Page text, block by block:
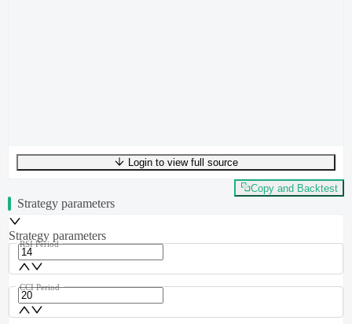
UTF-8272 bytes42 words0 linesLn 1,Col 0
Login to view full source
Copy and Backtest
Strategy parameters
Strategy parameters
RSI Period
CCI Period